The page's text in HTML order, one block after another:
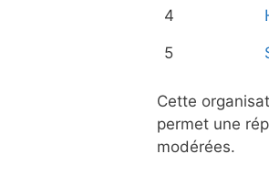
4
5
Cette
permet une
modérées.